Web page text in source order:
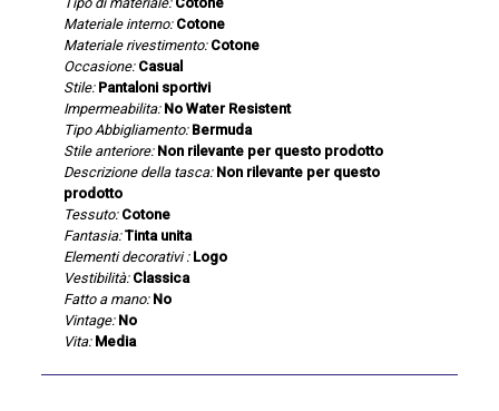
Materiale interno: Cotone
Materiale rivestimento: Cotone
Occasione: Casual
Stile: Pantaloni sportivi
Impermeabilita: No Water Resistent
Tipo Abbigliamento: Bermuda
Stile anteriore: Non rilevante per questo prodotto
Descrizione della tasca: Non rilevante per questo
prodotto
Tessuto: Cotone
Fantasia: Tinta unita
Elementi decorativi : Logo
Vestibilità: Classica
Fatto a mano: No
Vintage: No
Vita: Media